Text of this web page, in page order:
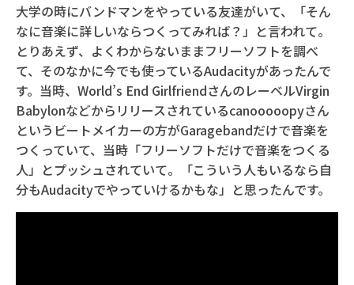
大学の時にバンドマンをやっている友達がいて、「そん
なに音楽に詳しいならつくってみれば？」と言われて。
とりあえず、よくわからないままフリーソフトを調べ
て、そのなかに今でも使っているAudacityがあったんで
す。当時、World’s End GirlfriendさんのレーベルVirgin
Babylonなどからリリースされているcanooooopyさん
というビートメイカーの方がGaragebandだけで音楽を
つくっていて、当時「フリーソフトだけで音楽をつくる
人」とプッシュされていて。「こういう人もいるなら自
分もAudacityでやっていけるかもな」と思ったんです。